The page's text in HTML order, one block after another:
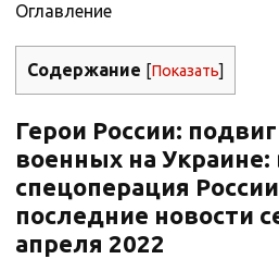
Оглавление
Содержание [Показать]
Герои России:
военных на Украине:
спецоперация
последние новости
апреля 2022